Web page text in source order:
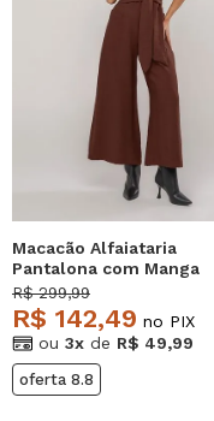
Macacão Alfaiataria
Pantalona com Manga
Curta e Faixa na Cintura
Marrom Salvatore
R$ 299,99
R$ 142,49 no PIX
ou 3x de R$ 49,99
oferta 8.8